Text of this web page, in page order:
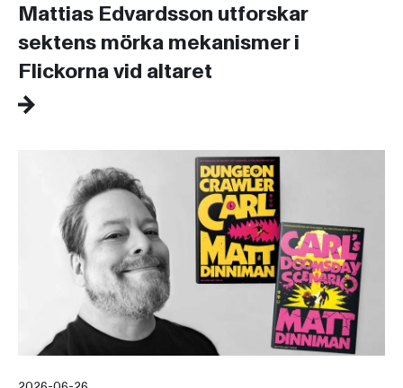
Mattias Edvardsson utforskar
sektens mörka mekanismer i
Flickorna vid altaret